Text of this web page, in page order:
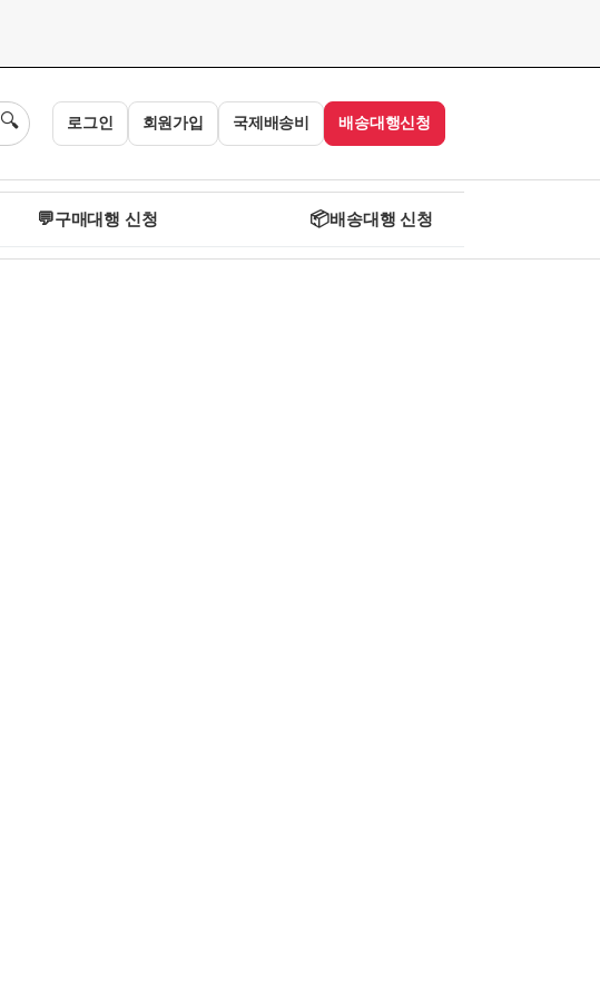
🔍 로그인 회원가입 국제배송비 배송대행신청
💬구매대행 신청 📦배송대행 신청